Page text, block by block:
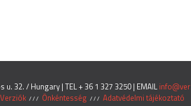
u. 32. / Hungary | TEL + 36 1 327 3250 | EMAIL
Önkéntesség Adatvédelmi tájékoztató